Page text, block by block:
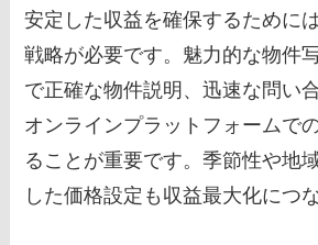
安定した収益を確保するために
戦略が必要です。魅力的な物件
で正確な物件説明、迅速な問い
オンラインプラットフォームで
ることが重要です。季節性や地
した価格設定も収益最大化につ